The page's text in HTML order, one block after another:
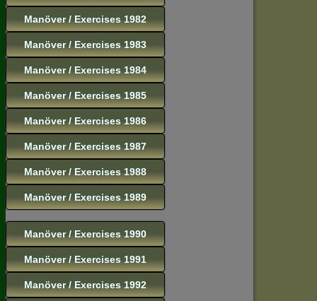
Manöver / Exercises 1982
Manöver / Exercises 1983
Manöver / Exercises 1984
Manöver / Exercises 1985
Manöver / Exercises 1986
Manöver / Exercises 1987
Manöver / Exercises 1988
Manöver / Exercises 1989
Manöver / Exercises 1990
Manöver / Exercises 1991
Manöver / Exercises 1992